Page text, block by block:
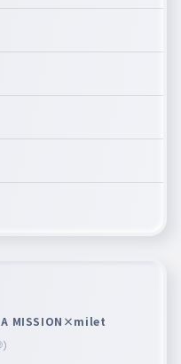
A MISSION×milet